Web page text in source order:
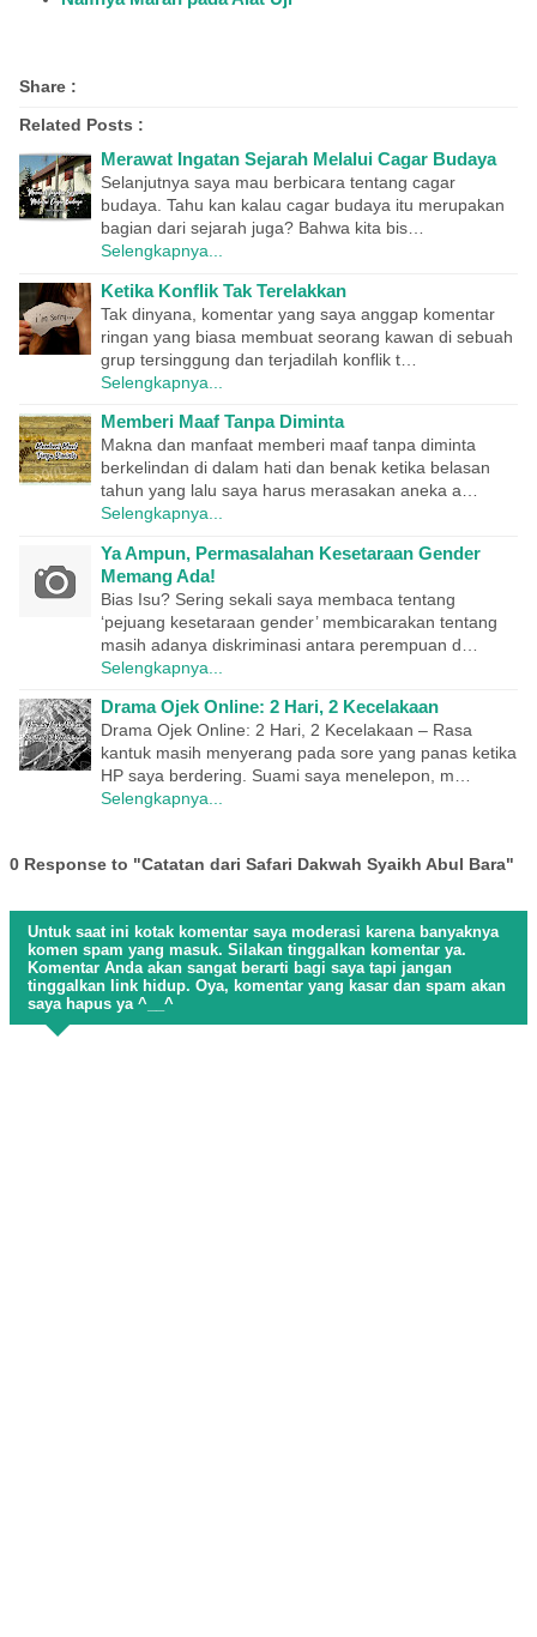
Share :
Related Posts :
Merawat Ingatan Sejarah Melalui Cagar Budaya
Selanjutnya saya mau berbicara tentang cagar
budaya. Tahu kan kalau cagar budaya itu merupakan
bagian dari sejarah juga? Bahwa kita bis…
Selengkapnya...
Ketika Konflik Tak Terelakkan
Tak dinyana, komentar yang saya anggap komentar
ringan yang biasa membuat seorang kawan di sebuah
grup tersinggung dan terjadilah konflik t…
Selengkapnya...
Memberi Maaf Tanpa Diminta
Makna dan manfaat memberi maaf tanpa diminta
berkelindan di dalam hati dan benak ketika belasan
tahun yang lalu saya harus merasakan aneka a…
Selengkapnya...
Ya Ampun, Permasalahan Kesetaraan Gender
Memang Ada!
Bias Isu? Sering sekali saya membaca tentang
‘pejuang kesetaraan gender’ membicarakan tentang
masih adanya diskriminasi antara perempuan d…
Selengkapnya...
Drama Ojek Online: 2 Hari, 2 Kecelakaan
Drama Ojek Online: 2 Hari, 2 Kecelakaan – Rasa
kantuk masih menyerang pada sore yang panas ketika
HP saya berdering. Suami saya menelepon, m…
Selengkapnya...
0 Response to "Catatan dari Safari Dakwah Syaikh Abul Bara"
Untuk saat ini kotak komentar saya moderasi karena banyaknya
komen spam yang masuk. Silakan tinggalkan komentar ya.
Komentar Anda akan sangat berarti bagi saya tapi jangan
tinggalkan link hidup. Oya, komentar yang kasar dan spam akan
saya hapus ya ^__^